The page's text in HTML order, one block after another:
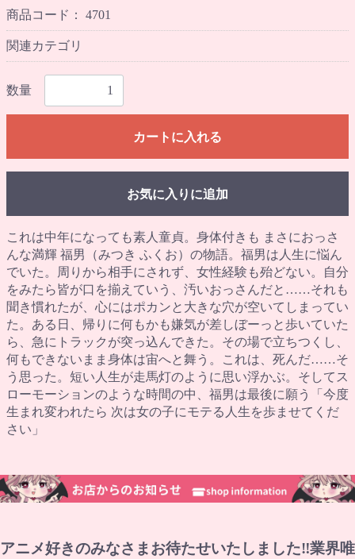
商品コード： 4701
関連カテゴリ
数量
カートに入れる
お気に入りに追加
これは中年になっても素人童貞。身体付きも まさにおっさ
んな満輝 福男（みつき ふくお）の物語。福男は人生に悩ん
でいた。周りから相手にされず、女性経験も殆どない。自分
をみたら皆が口を揃えていう、汚いおっさんだと……それも
聞き慣れたが、心にはポカンと大きな穴が空いてしまってい
た。ある日、帰りに何もかも嫌気が差しぼーっと歩いていた
ら、急にトラックが突っ込んできた。その場で立ちつくし、
何もできないまま身体は宙へと舞う。これは、死んだ……そ
う思った。短い人生が走馬灯のように思い浮かぶ。そしてス
ローモーションのような時間の中、福男は最後に願う「今度
生まれ変われたら 次は女の子にモテる人生を歩ませてくだ
さい」
アニメ好きのみなさまお待たせいたしました‼業界唯